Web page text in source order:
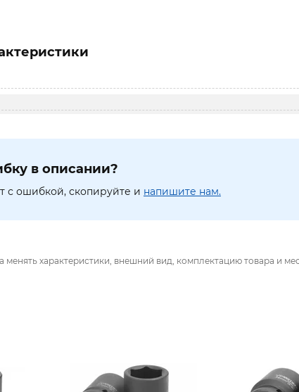
в описании?
с ошибкой, скопируйте и напишите нам.
характеристики, внешний вид, комплектацию товара и